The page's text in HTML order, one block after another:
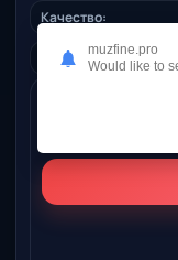
Качество:
Дата релиза:muzfine.pro
Would like to